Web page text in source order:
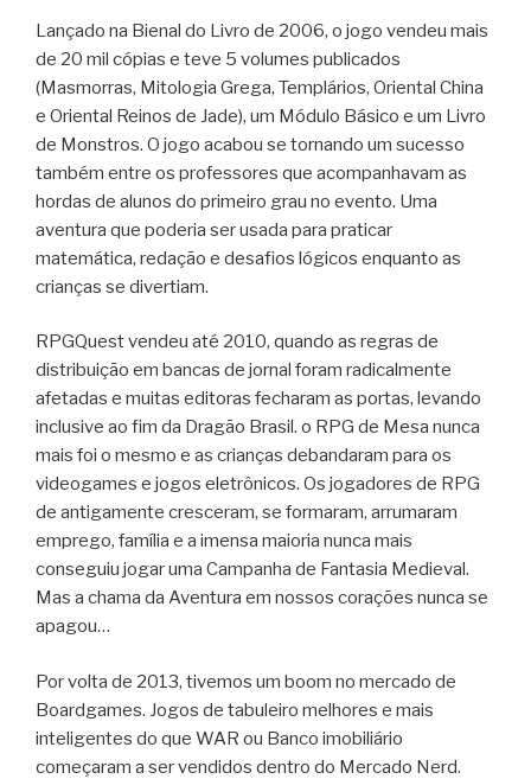
Lançado na Bienal do Livro de 2006, o jogo vendeu mais
de 20 mil cópias e teve 5 volumes publicados
(Masmorras, Mitologia Grega, Templários, Oriental China
e Oriental Reinos de Jade), um Módulo Básico e um Livro
de Monstros. O jogo acabou se tornando um sucesso
também entre os professores que acompanhavam as
hordas de alunos do primeiro grau no evento. Uma
aventura que poderia ser usada para praticar
matemática, redação e desafios lógicos enquanto as
crianças se divertiam.
RPGQuest vendeu até 2010, quando as regras de
distribuição em bancas de jornal foram radicalmente
afetadas e muitas editoras fecharam as portas, levando
inclusive ao fim da Dragão Brasil. o RPG de Mesa nunca
mais foi o mesmo e as crianças debandaram para os
videogames e jogos eletrônicos. Os jogadores de RPG
de antigamente cresceram, se formaram, arrumaram
emprego, família e a imensa maioria nunca mais
conseguiu jogar uma Campanha de Fantasia Medieval.
Mas a chama da Aventura em nossos corações nunca se
apagou…
Por volta de 2013, tivemos um boom no mercado de
Boardgames. Jogos de tabuleiro melhores e mais
inteligentes do que WAR ou Banco imobiliário
começaram a ser vendidos dentro do Mercado Nerd.